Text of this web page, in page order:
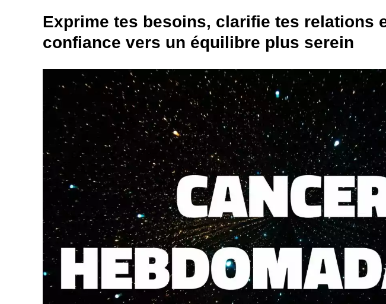
Exprime tes besoins, clarifie tes relations
confiance vers un équilibre plus serein